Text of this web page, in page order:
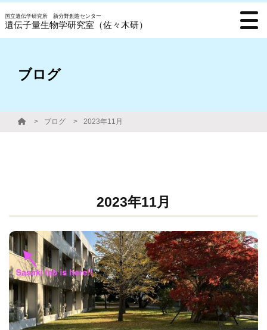
国立遺伝学研究所 新分野創造センター
遺伝子量生物学研究室（佐々木研）
ブログ
ブログ 2023年11月
2023年11月